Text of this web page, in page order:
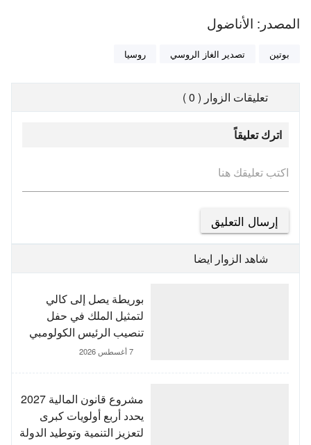
المصدر: الأناضول
بوتين تصدير الغاز الروسي روسيا
تعليقات الزوار ( 0 )
اترك تعليقاً
اكتب تعليقك هنا
شاهد الزوار ايضا
بوريطة يصل إلى كالي
لتمثيل الملك في حفل
تنصيب الرئيس الكولومبي
الجديد
7 أغسطس 2026
مشروع قانون المالية 2027
يحدد أربع أولويات كبرى
لتعزيز التنمية وتوطيد الدولة